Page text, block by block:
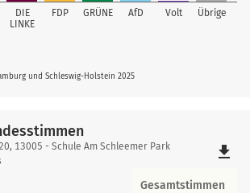
DIE
LINKE
FDP GRÜNE AfD Volt Übrige
und Schleswig-Holstein 2025
13005 - Schule Am Schleemer Park
file_download
Gesamtstimmen